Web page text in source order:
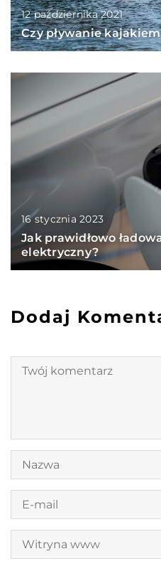
12 października 2021
Czy pływanie
16 stycznia 2023
Jak prawidłowo
elektryczny?
Dodaj